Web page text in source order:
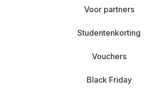
Voor partners
Studentenkorting
Vouchers
Black Friday